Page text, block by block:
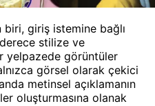
giriş istemine bağlı
stilize ve
yelpazede görüntüler
görsel olarak çekici
metinsel açıklamanın
oluşturmasına olanak